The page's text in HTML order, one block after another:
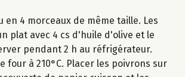
en 4 morceaux de même taille. Les
plat avec 4 cs d'huile d'olive et le
pendant 2 h au réfrigérateur.
four à 210°C. Placer les poivrons sur